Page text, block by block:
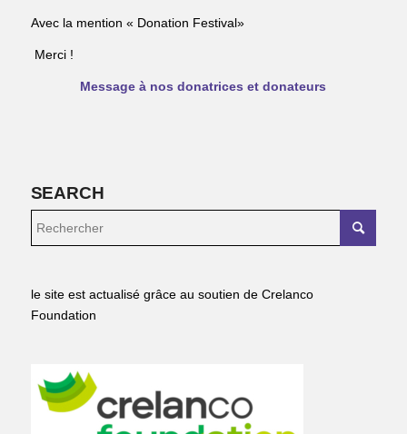
Avec la mention « Donation Festival»
Merci !
Message à nos donatrices et donateurs
SEARCH
le site est actualisé grâce au soutien de Crelanco
Foundation